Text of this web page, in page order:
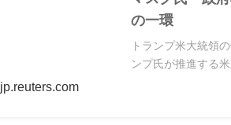
の一環
トランプ米大統領
ンプ氏が推進する
jp.reuters.com